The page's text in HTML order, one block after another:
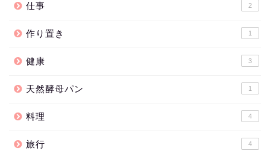
仕事 2
作り置き 1
健康 3
天然酵母パン 1
料理 4
旅行 4